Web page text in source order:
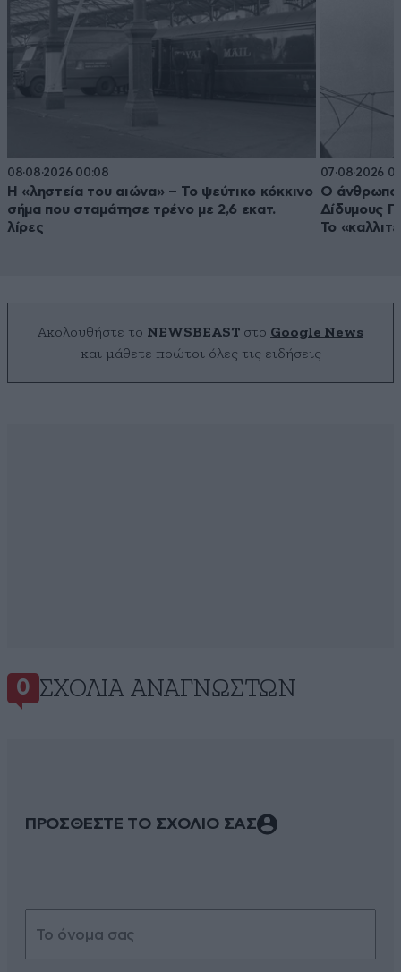
08·08·2026 00:08
Η «ληστεία του αιώνα» – Το ψεύτικο κόκκινο
σήμα που σταμάτησε τρένο με 2,6 εκατ.
λίρες
07·08·2026
Ο
Δίδυμους
Το
Ακολουθήστε το NEWSBEAST στο Google News
και μάθετε πρώτοι όλες τις ειδήσεις
0 ΣΧΌΛΙΑ ΑΝΑΓΝΩΣΤΏΝ
ΠΡΟΣΘΕΣΤΕ ΤΟ ΣΧΟΛΙΟ ΣΑΣ